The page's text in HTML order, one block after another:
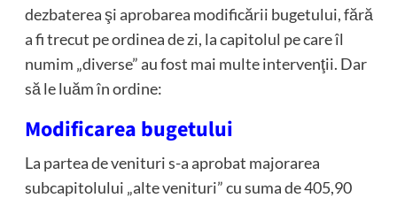
dezbaterea şi aprobarea modificării bugetului, fără
a fi trecut pe ordinea de zi, la capitolul pe care îl
numim „diverse” au fost mai multe intervenţii. Dar
să le luăm în ordine:
Modificarea bugetului
La partea de venituri s-a aprobat majorarea
subcapitolului „alte venituri” cu suma de 405,90